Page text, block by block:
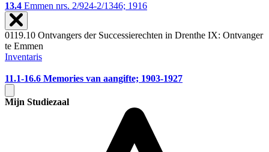
13.4 Emmen nrs. 2/924-2/1346; 1916
0119.10 Ontvangers der Successierechten in Drenthe IX: Ontvanger
te Emmen
Inventaris
11.1-16.6 Memories van aangifte; 1903-1927
Mijn Studiezaal